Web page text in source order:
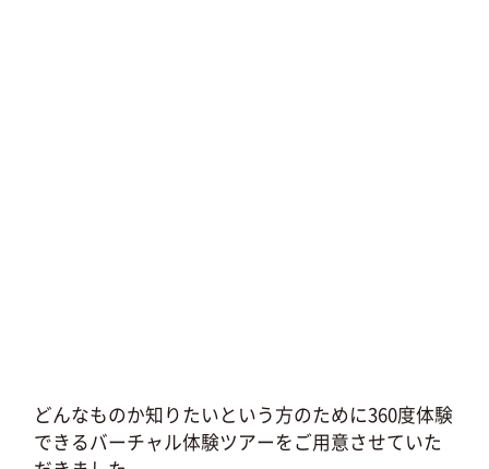
どんなものか知りたいという方のために360度体験
できるバーチャル体験ツアーをご用意させていた